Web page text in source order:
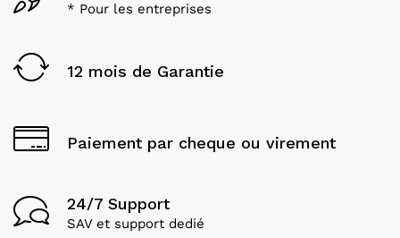
* Pour les entreprises
12 mois de Garantie
Paiement par cheque ou virement
24/7 Support
SAV et support dedié